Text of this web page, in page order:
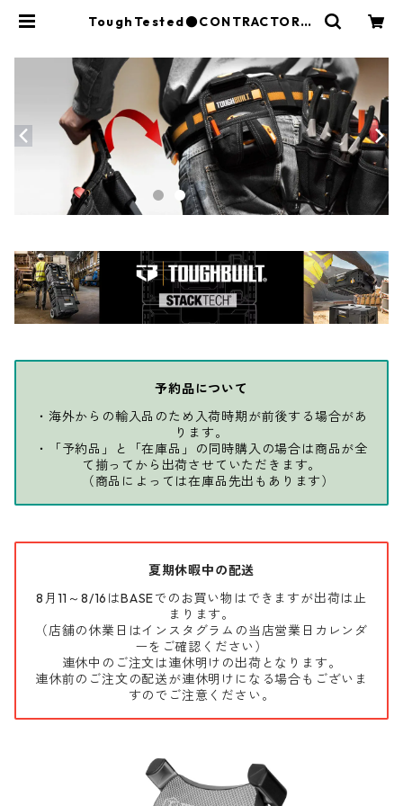
ToughTested●CONTRACTORモ
Y DEPOT
予約品について
・海外からの輸入品のため入荷時期が前後する場合があ
ります。
・「予約品」と「在庫品」の同時購入の場合は商品が全
て揃ってから出荷させていただきます。
（商品によっては在庫品先出もあります）
夏期休暇中の配送
8月11～8/16はBASEでのお買い物はできますが出荷は止
まります。
（店舗の休業日はインスタグラムの当店営業日カレンダ
ーをご確認ください）
連休中のご注文は連休明けの出荷となります。
連休前のご注文の配送が連休明けになる場合もございま
すのでご注意ください。